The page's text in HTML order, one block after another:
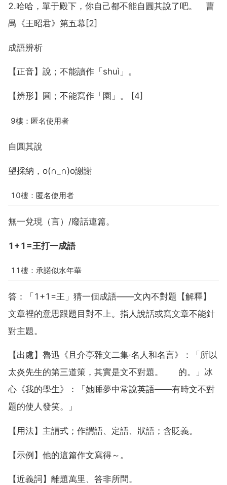
2.哈哈，單于殿下，你自己都不能自圓其說了吧。 曹
禺《王昭君》第五幕[2]
成語辨析
【正音】說；不能讀作「shuì」。
【辨形】圓；不能寫作「園」。 [4]
9樓：匿名使用者
自圓其說
望採納，o(∩_∩)o謝謝
10樓：匿名使用者
無一兌現（言）/廢話連篇。
1+1=王打一成語
11樓：承諾似水年華
答：「1+1=王」猜一個成語——文內不對題【解釋】
文章裡的意思跟題目對不上。指人說話或寫文章不能針
對主題。
【出處】魯迅《且介亭雜文二集·名人和名言》：「所以
太炎先生的第三道策，其實是文不對題。 的。」冰
心《我的學生》：「她睡夢中常說英語——有時文不對
題的使人發笑。」
【用法】主謂式；作謂語、定語、狀語；含貶義。
【示例】他的這篇作文寫得～。
【近義詞】離題萬里、答非所問。